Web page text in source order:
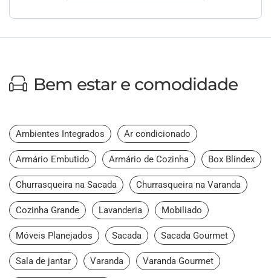
Bem estar e comodidade
Ambientes Integrados Ar condicionado
Armário Embutido Armário de Cozinha Box Blindex
Churrasqueira na Sacada Churrasqueira na Varanda
Cozinha Grande Lavanderia Mobiliado
Móveis Planejados Sacada Sacada Gourmet
Sala de jantar Varanda Varanda Gourmet